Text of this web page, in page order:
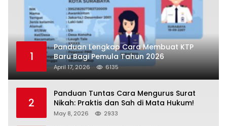
1
Panduan Lengkap Cara Membuat KTP
Baru Bagi Pemula Tahun 2026
April 17, 2026 6135
2
Panduan Tuntas Cara Mengurus Surat
Nikah: Praktis dan Sah di Mata Hukum!
May 8, 2026 2933